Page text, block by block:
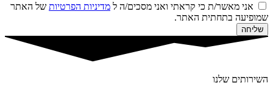
אני מאשר/ת כי קראתי ואני מסכים/ה ל מדיניות הפרטיות של האתר
שמופיעה בתחתית האתר.
שליחה
השירותים שלנו